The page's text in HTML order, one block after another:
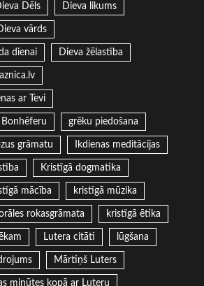
Dēls Dieva likums
Dieva vārds
dienai Dieva žēlastība
ar Tevi
grēku piedošana
grāmatu Ikdienas meditācijas
Kristīgā dogmatika
mācība kristīgā mūzika
rokasgrāmata kristīgā ētika
Lutera citāti lūgšana
Mārtiņš Luters
minūtes kopā ar Luteru